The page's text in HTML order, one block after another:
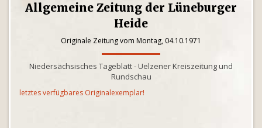
Allgemeine Zeitung der Lüneburger
Heide
Originale Zeitung vom Montag, 04.10.1971
Niedersächsisches Tageblatt - Uelzener Kreiszeitung und
Rundschau
letztes verfügbares Originalexemplar!